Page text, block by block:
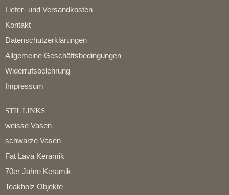
Liefer- und Versandkosten
Kontakt
Datenschutzerklärungen
Allgemeine Geschäftsbedingungen
Widerrufsbelehrung
Impressum
STIL LINKS
weisse Vasen
schwarze Vasen
Fat Lava Keramik
70er Jahre Keramik
Teakholz Objekte